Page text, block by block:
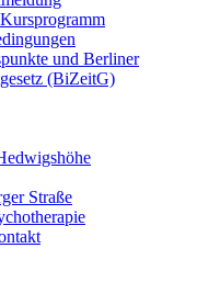
und Berliner
(BiZeitG)
Straße